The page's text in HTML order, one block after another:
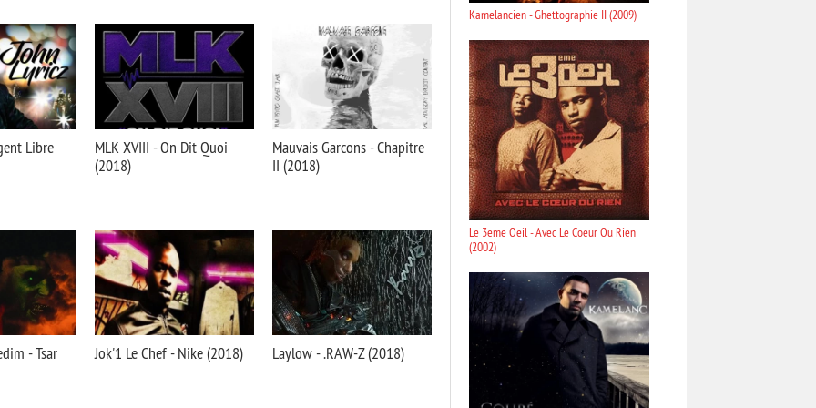
Libre
MLK XVIII - On Dit Quoi
(2018)
Mauvais Garcons - Chapitre
II (2018)
- Tsar Jok'1 Le Chef - Nike (2018) Laylow - .RAW-Z (2018)
Kamelancien - Ghettographie II (2009)
Le 3eme Oeil - Avec Le Coeur Ou Rien
(2002)